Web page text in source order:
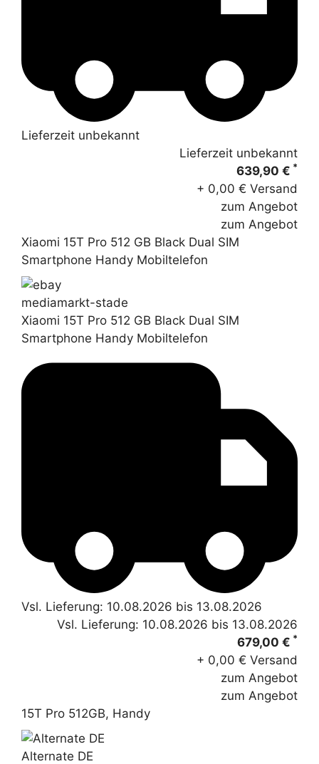
Lieferzeit unbekannt
Lieferzeit unbekannt
639,90 € *
+ 0,00 € Versand
zum Angebot
zum Angebot
Xiaomi 15T Pro 512 GB Black Dual SIM
Smartphone Handy Mobiltelefon
mediamarkt-stade
Xiaomi 15T Pro 512 GB Black Dual SIM
Smartphone Handy Mobiltelefon
Vsl. Lieferung: 10.08.2026 bis 13.08.2026
Vsl. Lieferung: 10.08.2026 bis 13.08.2026
679,00 € *
+ 0,00 € Versand
zum Angebot
zum Angebot
15T Pro 512GB, Handy
Alternate DE